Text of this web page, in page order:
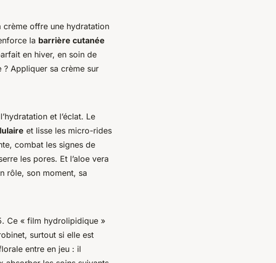
crème offre une hydratation
la barrière cutanée
en hiver, en soin de
? Appliquer sa crème sur
et l’éclat. Le
et lisse les micro-rides
combat les signes de
les pores. Et l’aloe vera
rôle, son moment, sa
Ce « film hydrolipidique »
surtout si elle est
entre en jeu : il